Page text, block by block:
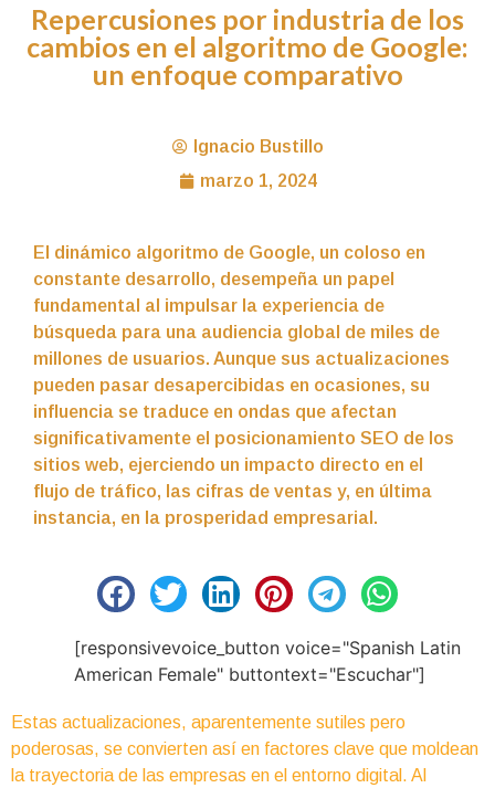
Repercusiones por industria de los
cambios en el algoritmo de Google:
un enfoque comparativo
Ignacio Bustillo
marzo 1, 2024
El dinámico algoritmo de Google, un coloso en
constante desarrollo, desempeña un papel
fundamental al impulsar la experiencia de
búsqueda para una audiencia global de miles de
millones de usuarios. Aunque sus actualizaciones
pueden pasar desapercibidas en ocasiones, su
influencia se traduce en ondas que afectan
significativamente el posicionamiento SEO de los
sitios web, ejerciendo un impacto directo en el
flujo de tráfico, las cifras de ventas y, en última
instancia, en la prosperidad empresarial.
[responsivevoice_button voice="Spanish Latin
American Female" buttontext="Escuchar"]
Estas actualizaciones, aparentemente sutiles pero
poderosas, se convierten así en factores clave que moldean
la trayectoria de las empresas en el entorno digital. Al